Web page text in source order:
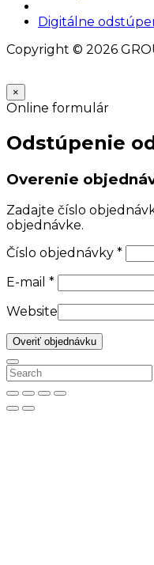
Digitálne
Copyright © 2026
×
Online formulár
Odstúpenie
Overenie
Zadajte číslo
objednávke.
Číslo objednávky *
E-mail *
Website
Overiť objednávku